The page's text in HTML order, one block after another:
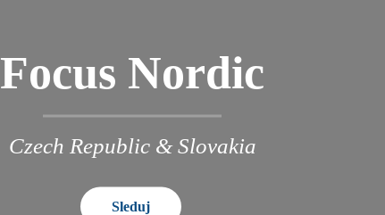
Focus Nordic
Czech Republic & Slovakia
Sleduj